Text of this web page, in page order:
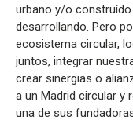
urbano y/o
desarrollando. Pero
ecosistema circular,
juntos, integrar
crear sinergias o
a un Madrid circular y
una de sus